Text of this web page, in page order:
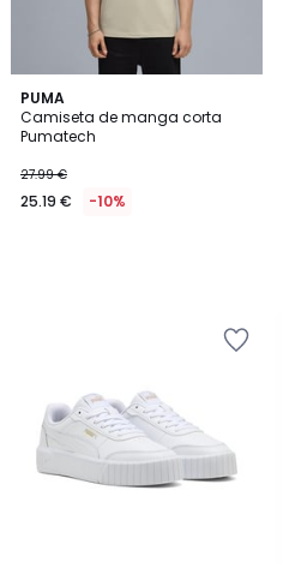
PUMA
Camiseta de manga corta
Pumatech
27.99 €
25.19 € -10%